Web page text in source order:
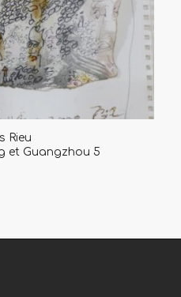
Rieu
et Guangzhou 5